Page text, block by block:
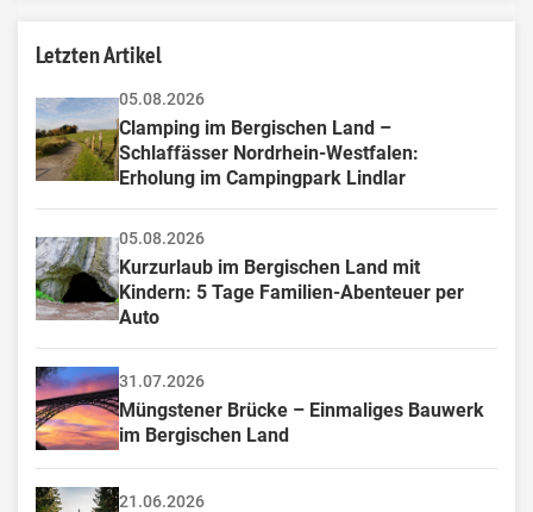
Letzten Artikel
05.08.2026
Clamping im Bergischen Land –
Schlaffässer Nordrhein-Westfalen:
Erholung im Campingpark Lindlar
05.08.2026
Kurzurlaub im Bergischen Land mit
Kindern: 5 Tage Familien-Abenteuer per
Auto
31.07.2026
Müngstener Brücke – Einmaliges Bauwerk
im Bergischen Land
21.06.2026